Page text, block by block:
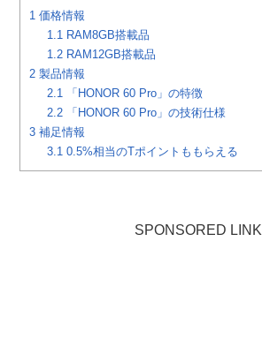
1 価格情報
1.1 RAM8GB搭載品
1.2 RAM12GB搭載品
2 製品情報
2.1 「HONOR 60 Pro」の特徴
2.2 「HONOR 60 Pro」の技術仕様
3 補足情報
3.1 0.5%相当のTポイントももらえる
SPONSORED LINK